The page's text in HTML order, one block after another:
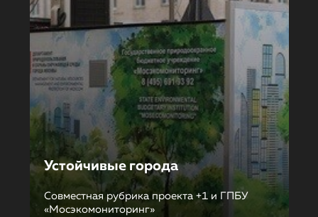
Устойчивые города
Совместная рубрика проекта +1 и ГПБУ
«Мосэкомониторинг»